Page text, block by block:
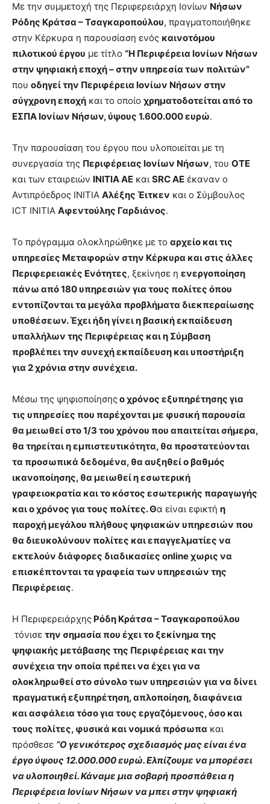
Με την συμμετοχή της Περιφερειάρχη Ιονίων Νήσων
Ρόδης Κράτσα – Τσαγκαροπούλου, πραγματοποιήθηκε
στην Κέρκυρα η παρουσίαση ενός καινοτόμου
πιλοτικού έργου με τίτλο “H Περιφέρεια Ιονίων Νήσων
στην ψηφιακή εποχή – στην υπηρεσία των πολιτών”
που οδηγεί την Περιφέρεια Ιονίων Νήσων στην
σύγχρονηεποχή και το οποίο χρηματοδοτείται από το
ΕΣΠΑ Ιονίων Νήσων, ύψους 1.600.000 ευρώ.
Την παρουσίαση του έργου που υλοποιείται με τη
συνεργασία της Περιφέρειας Ιονίων Νήσων, του OTE
και των εταιρειών INITIA AE και SRC AE έκαναν ο
Αντιπρόεδρος INITIA Αλέξης Έιτκεν και ο Σύμβουλος
ICT INITIA Aφεντούλης Γαρδιάνος.
Το πρόγραμμα ολοκληρώθηκε με το αρχείο και τις
υπηρεσίες Μεταφορών στην Κέρκυρα και στις άλλες
Περιφερειακές Ενότητες, ξεκίνησε η ενεργοποίηση
πάνω από 180 υπηρεσιών για τους πολίτες όπου
εντοπίζονται τα μεγάλα προβλήματα διεκπεραίωσης
υποθέσεων. Έχει ήδη γίνει η βασική εκπαίδευση
υπαλλήλων της Περιφέρειας και η Σύμβαση
προβλέπει την συνεχή εκπαίδευση και υποστήριξη
για 2 χρόνια στην συνέχεια.
Μέσω της ψηφιοποίησηςο χρόνος εξυπηρέτησης για
τις υπηρεσίες που παρέχονται με φυσική παρουσία
θα μειωθεί στο 1/3 του χρόνου που απαιτείται σήμερα,
θα τηρείται η εμπιστευτικότητα, θα προστατεύονται
τα προσωπικά δεδομένα, θα αυξηθεί ο βαθμός
ικανοποίησης, θα μειωθεί η εσωτερική
γραφειοκρατία και το κόστος εσωτερικής παραγωγής
και ο χρόνος για τους πολίτες. Θα είναι εφικτή η
παροχή μεγάλου πλήθους ψηφιακών υπηρεσιών που
θα διευκολύνουν πολίτες και επαγγελματίες να
εκτελούν διάφορες διαδικασίες onlineχωρις να
επισκέπτονται τα γραφεία των υπηρεσιών της
Περιφέρειας.
Η Περιφερειάρχης Ρόδη Κράτσα – Τσαγκαροπούλου
τόνισε την σημασία που έχει το ξεκίνημα της
ψηφιακής μετάβασης της Περιφέρειας και την
συνέχεια την οποία πρέπει να έχει για να
ολοκληρωθεί στο σύνολο των υπηρεσιών για να δίνει
πραγματική εξυπηρέτηση, απλοποίηση, διαφάνεια
και ασφάλεια τόσο για τους εργαζόμενους, όσο και
τους πολίτες, φυσικά και νομικά πρόσωπα και
πρόσθεσε “Ο γενικότερος σχεδιασμός μας είναι ένα
έργο ύψους 12.000.000 ευρώ. Ελπίζουμε να μπορέσει
να υλοποιηθεί. Κάναμε μια σοβαρή προσπάθεια η
Περιφέρεια Ιονίων Νήσων να μπει στην ψηφιακή